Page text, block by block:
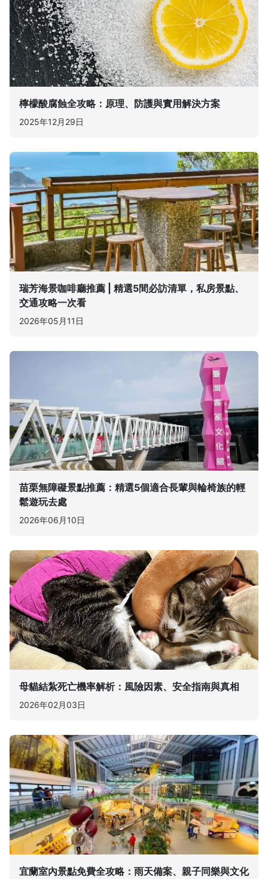
檸檬酸腐蝕全攻略：原理、防護與實用解決方案
2025年12月29日
瑞芳海景咖啡廳推薦 | 精選5間必訪清單，私房景點、
交通攻略一次看
2026年05月11日
苗栗無障礙景點推薦：精選5個適合長輩與輪椅族的輕
鬆遊玩去處
2026年06月10日
母貓結紮死亡機率解析：風險因素、安全指南與真相
2026年02月03日
宜蘭室內景點免費全攻略：雨天備案、親子同樂與文化